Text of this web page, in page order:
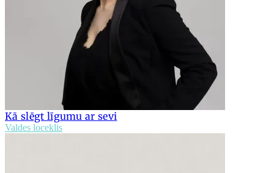
Kā slēgt līgumu ar sevi
Valdes loceklis